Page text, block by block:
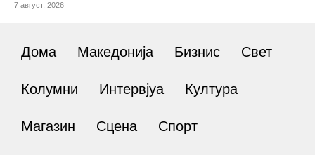
7 август, 2026
Дома Македонија Бизнис Свет
Колумни Интервјуа Култура
Магазин Сцена Спорт